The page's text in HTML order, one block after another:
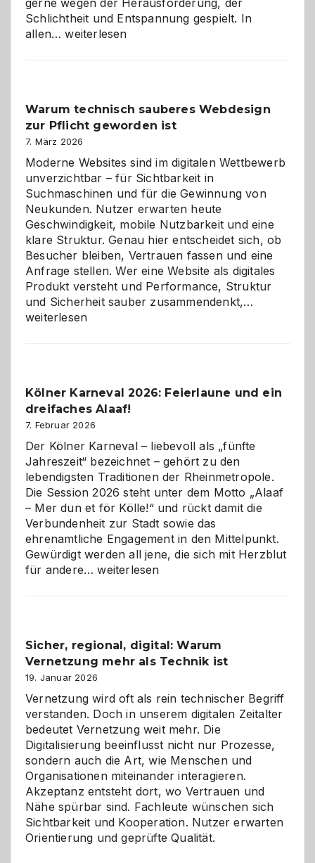
gerne wegen der Herausforderung, der
Schlichtheit und Entspannung gespielt. In
allen…Sudoku
den
Logikrätseln
weiterlesen
Warum technisch sauberes Webdesign
zur Pflicht geworden ist
7. März 2026
Moderne Websites sind im digitalen Wettbewerb
unverzichtbar – für Sichtbarkeit in
Suchmaschinen und für die Gewinnung von
Neukunden. Nutzer erwarten heute
Geschwindigkeit, mobile Nutzbarkeit und eine
klare Struktur. Genau hier entscheidet sich, ob
Besucher bleiben, Vertrauen fassen und eine
Anfrage stellen. Wer eine Website als digitales
Produkt versteht und Performance, Struktur
und Sicherheit sauber zusammendenkt,…
geworden
weiterlesen
Kölner Karneval 2026: Feierlaune und ein
dreifaches Alaaf!
7. Februar 2026
Der Kölner Karneval – liebevoll als „fünfte
Jahreszeit“ bezeichnet – gehört zu den
lebendigsten Traditionen der Rheinmetropole.
Die Session 2026 steht unter dem Motto „Alaaf
– Mer dun et för Kölle!“ und rückt damit die
Verbundenheit zur Stadt sowie das
ehrenamtliche Engagement in den Mittelpunkt.
Gewürdigt werden all jene, die sich mit Herzblut
für andere…Kölner
ein
dreifaches
Alaaf!
weiterlesen
Sicher, regional, digital: Warum
Vernetzung mehr als Technik ist
19. Januar 2026
Vernetzung wird oft als rein technischer Begriff
verstanden. Doch in unserem digitalen Zeitalter
bedeutet Vernetzung weit mehr. Die
Digitalisierung beeinflusst nicht nur Prozesse,
sondern auch die Art, wie Menschen und
Organisationen miteinander interagieren.
Akzeptanz entsteht dort, wo Vertrauen und
Nähe spürbar sind. Fachleute wünschen sich
Sichtbarkeit und Kooperation. Nutzer erwarten
Orientierung und geprüfte Qualität.